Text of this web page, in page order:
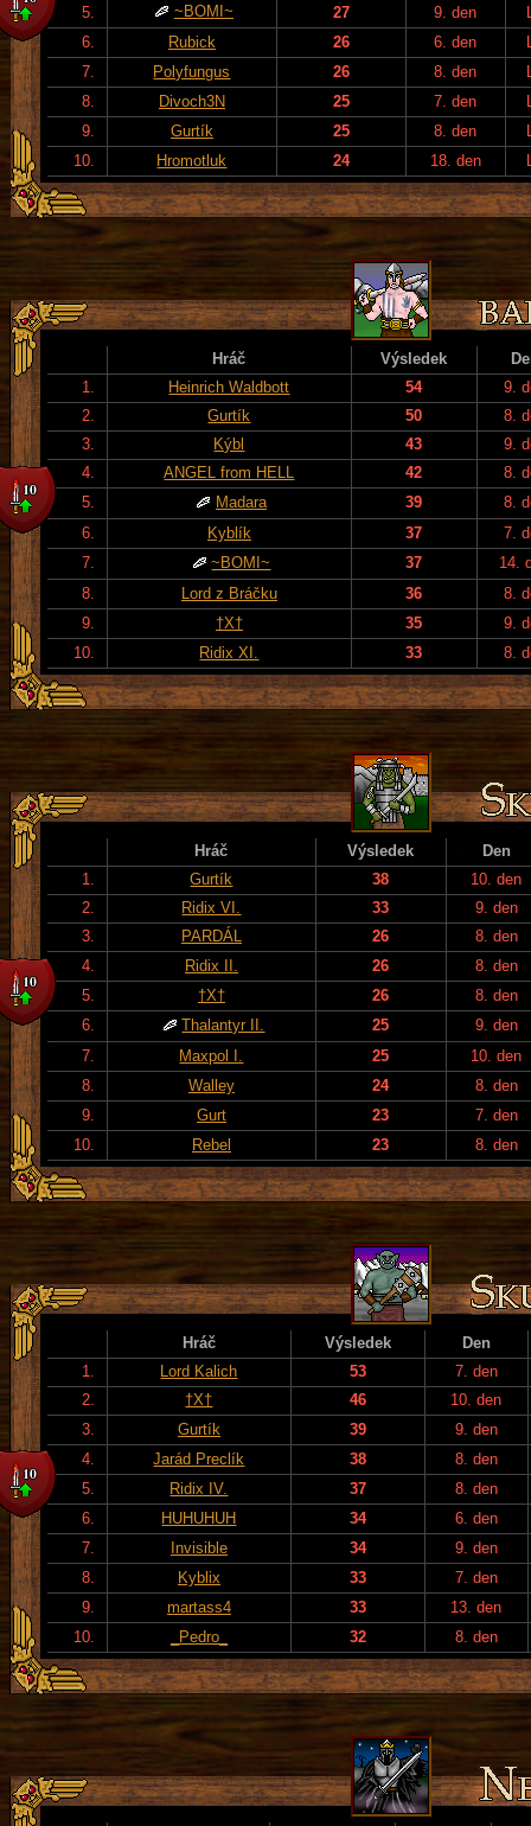
5.
~BOMI~ 27 9. den
6.
Rubick 26 6. den
7.
Polyfungus 26 8. den
8.
Divoch3N 25 7. den
9.
Gurtík 25 8. den
10.
Hromotluk 24 18. den
Hráč Výsledek
1.
Heinrich Waldbott 54
9.
2.
Gurtík 50
8.
3.
Kýbl 43
9.
4.
ANGEL from HELL 42
8.
5.
Madara 39
8.
6.
Kyblík 37
7.
7.
~BOMI~ 37
14.
8.
Lord z Bráčku 36
8.
9.
†X† 35
9.
10.
Ridix XI. 33 8.
Hráč Výsledek
Den
1.
Gurtík 38
10. den
2.
Ridix VI. 33
9. den
3.
PARDÁL 26
8. den
4.
Ridix II. 26
8. den
5.
†X† 26
8. den
6.
Thalantyr II. 25
9. den
7.
Maxpol I. 25
10. den
8.
Walley 24
8. den
9.
Gurt 23
7. den
10.
Rebel 23 8. den
Hráč Výsledek
Den
1.
Lord Kalich 53
7. den
2.
†X† 46
10. den
3.
Gurtík 39
9. den
4.
Jarád Preclík 38
8. den
5.
Ridix IV. 37
8. den
6.
HUHUHUH 34
6. den
7.
Invisible 34
9. den
8.
Kyblix 33
7. den
9.
martass4 33
13. den
10.
_Pedro_ 32 8. den